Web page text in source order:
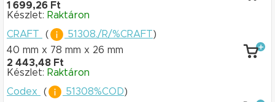
1 699,26 Ft
Készlet: Raktáron
CRAFT
( 51308./R/%CRAFT)
40 mm x 78 mm x 26 mm
2 443,48 Ft
Készlet: Raktáron
Codex
( 51308%COD)